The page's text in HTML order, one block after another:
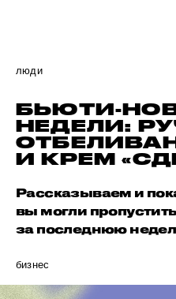
люди
БЬЮТИ-
НЕДЕЛИ:
И КРЕМ
Рассказываем и
вы могли
за последнюю
бизнес